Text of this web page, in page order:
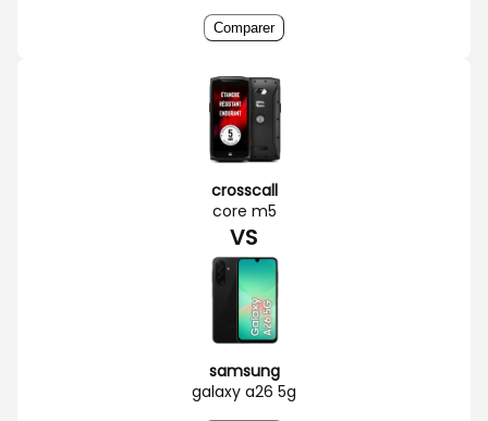
Comparer
crosscall
core m5
VS
samsung
galaxy a26 5g